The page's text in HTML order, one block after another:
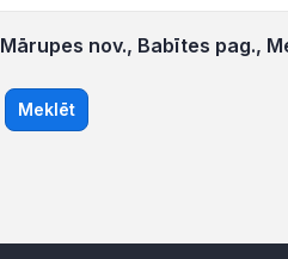
Mārupes nov., Babītes pag.,
Meklēt